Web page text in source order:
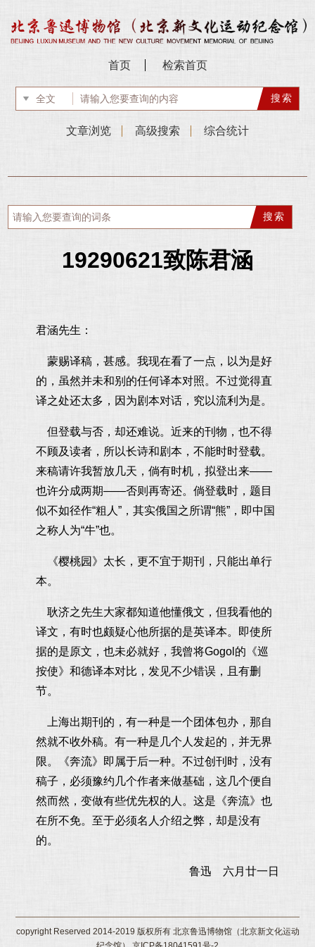
首页 检索首页
文章浏览 高级搜索 综合统计
19290621致陈君涵
君涵先生：
蒙赐译稿，甚感。我现在看了一点，以为是好
的，虽然并未和别的任何译本对照。不过觉得直
译之处还太多，因为剧本对话，究以流利为是。
但登载与否，却还难说。近来的刊物，也不得
不顾及读者，所以长诗和剧本，不能时时登载。
来稿请许我暂放几天，倘有时机，拟登出来——
也许分成两期——否则再寄还。倘登载时，题目
似不如径作“粗人”，其实俄国之所谓“熊”，即中国
之称人为“牛”也。
《樱桃园》太长，更不宜于期刊，只能出单行
本。
耿济之先生大家都知道他懂俄文，但我看他的
译文，有时也颇疑心他所据的是英译本。即使所
据的是原文，也未必就好，我曾将Gogol的《巡
按使》和德译本对比，发见不少错误，且有删
节。
上海出期刊的，有一种是一个团体包办，那自
然就不收外稿。有一种是几个人发起的，并无界
限。《奔流》即属于后一种。不过创刊时，没有
稿子，必须豫约几个作者来做基础，这几个便自
然而然，变做有些优先权的人。这是《奔流》也
在所不免。至于必须名人介绍之弊，却是没有
的。
鲁迅 六月廿一日
copyright Reserved 2014-2019 版权所有 北京鲁迅博物馆（北京新文化运动